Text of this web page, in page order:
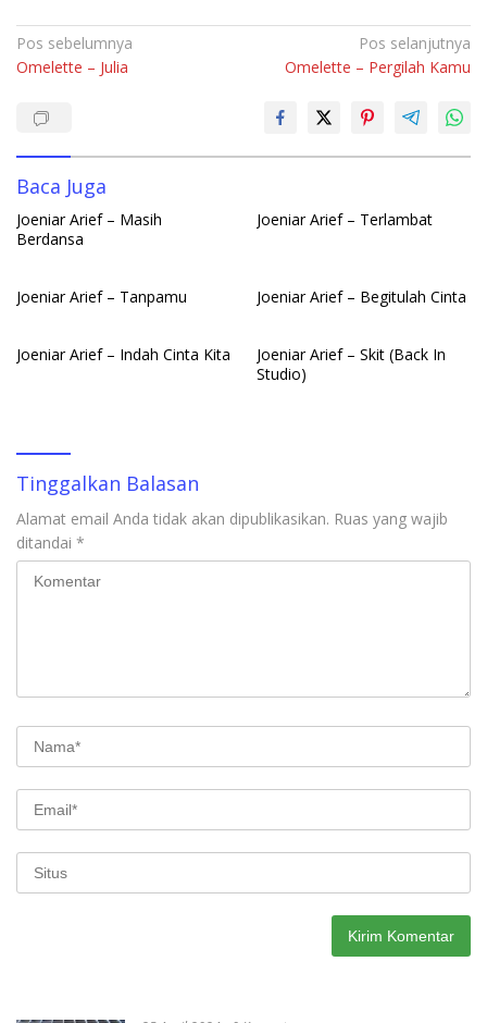
ac
e
b
o
k
h
p
n
n
u h
ar
e
Navigasi
pos
Pos sebelumnya
Omelette – Julia
Pos selanjutnya
Omelette – Pergilah Kamu
Baca Juga
Joeniar Arief – Masih
Berdansa
Joeniar Arief – Terlambat
Joeniar Arief – Tanpamu Joeniar Arief – Begitulah Cinta
Joeniar Arief – Indah Cinta Kita
Joeniar Arief – Skit (Back In
Studio)
Tinggalkan Balasan
Alamat email Anda tidak akan dipublikasikan. Ruas yang wajib
ditandai *